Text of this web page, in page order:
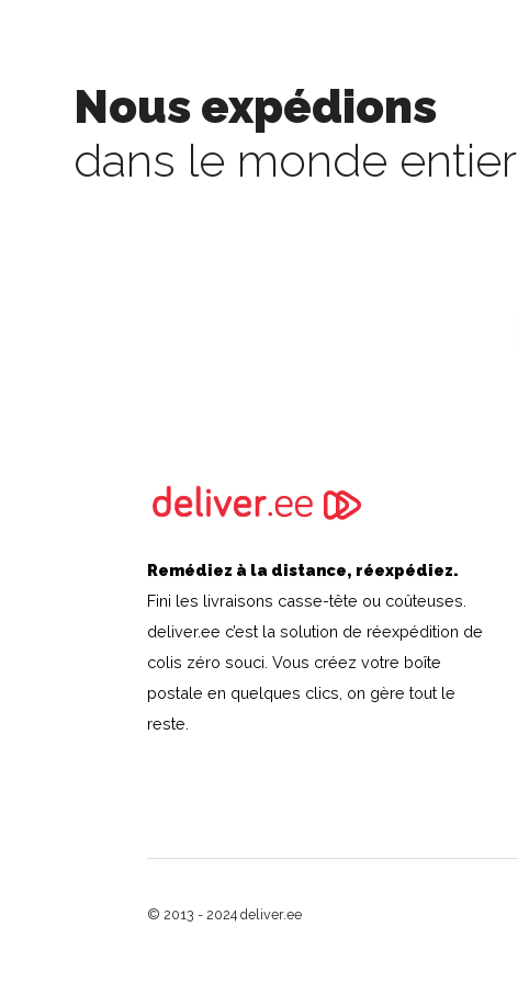
Nous expédions
dans le monde entier
Remédiez à la distance, réexpédiez.
Fini les livraisons casse-tête ou coûteuses.
deliver.ee c’est la solution de réexpédition de
colis zéro souci. Vous créez votre boîte
postale en quelques clics, on gère tout le
reste.
© 2013 - 2024 deliver.ee